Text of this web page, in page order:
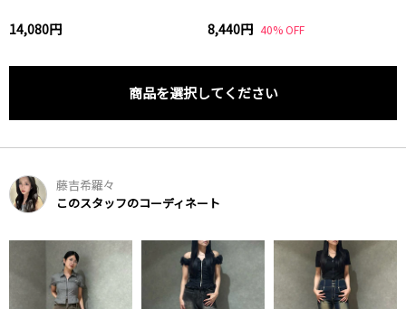
14,080円 8,440円 40% OFF
商品を選択してください
藤吉希羅々
このスタッフのコーディネート